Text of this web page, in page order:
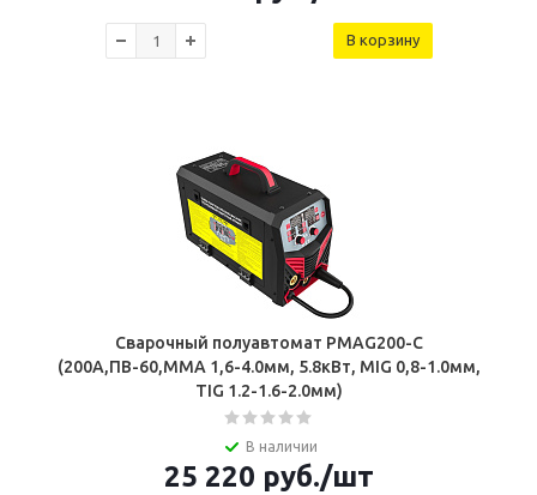
В корзину
Сварочный полуавтомат PMAG200-С
(200А,ПВ-60,MMA 1,6-4.0мм, 5.8кВт, MIG 0,8-1.0мм,
TIG 1.2-1.6-2.0мм)
В наличии
25 220 руб./шт